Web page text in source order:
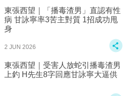
東張西望｜「播毒渣男」直認有性
病 甘詠寧率3苦主對質 1招成功甩
身
2 JUN 2026
東張西望｜受害人放蛇引播毒渣男
上釣 H先生8字回應甘詠寧大逼供